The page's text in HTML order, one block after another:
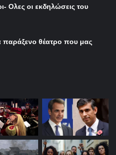
Ολες οι εκδηλώσεις του
θέατρο που μας